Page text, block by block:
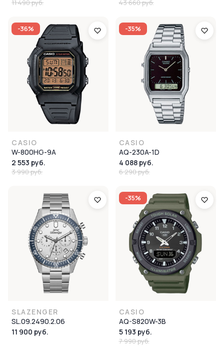
11 490 руб. 43 660 руб.
-36%
CASIO
W-800HG-9A
2 553 руб.
3 990 руб.
-35%
CASIO
AQ-230A-1D
4 088 руб.
6 290 руб.
SLAZENGER
SL.09.2490.2.06
11 900 руб.
-35%
CASIO
AQ-S820W-3B
5 193 руб.
7 990 руб.